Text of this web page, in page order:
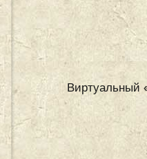
Виртуальный